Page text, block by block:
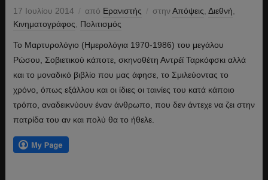
17 Ιουλίου 2014 από Ερανιστής στηνΑπόψεις Διεθνή
Κινηματογράφος
Πολιτισμός
Το Μαρτυρολόγιο (Ημερολόγια 1970-1986) του μεγάλου
Ρώσου, Σοβιετικού κάποτε, σκηνοθέτη Αντρέϊ Ταρκόφσκι αλλά
και το μοναδικό βιβλίο που μας άφησε, το Σμιλεύοντας το
χρόνο, όπως εξάλλου και οι ίδιες οι ταινίες του κατά κάποιο
τρόπο, αναδεικνύουν έναν άνθρωπο, που δεν άντεχε να ζει στην
πατρίδα του αν και πολύ θα το ήθελε.